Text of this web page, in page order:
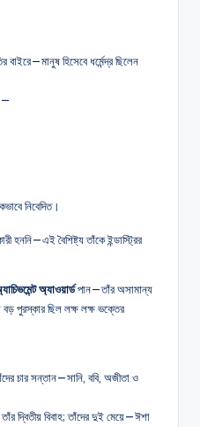
বাইরে—মানুষ হিসেবে ধর্মেন্দ্র ছিলেন
নিবেদিত।
হননি—এই বৈশিষ্ট্য তাঁকে ইন্ডাস্ট্রির
অ্যাওয়ার্ডপান—তাঁর অসামান্য
বড় পুরস্কার ছিল লক্ষ লক্ষ ভক্তের
চার সন্তান—সানি, ববি, অজীতা ও
দ্বিতীয় বিবাহ; তাঁদের দুই মেয়ে—ঈশা